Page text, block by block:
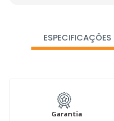
ESPECIFICAÇÕES
Garantia